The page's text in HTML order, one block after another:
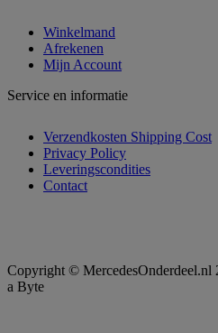
Winkelmand
Afrekenen
Mijn Account
Service en informatie
Verzendkosten Shipping Cost
Privacy Policy
Leveringscondities
Contact
Copyright © MercedesOnderdeel.nl
a Byte